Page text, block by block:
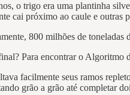
o trigo era uma plantinha
cai próximo ao caule e outras
800 milhões de
Para encontrar o Algoritmo
facilmente seus ramos
grão a grão até completar